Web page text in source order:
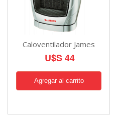
Caloventilador James
U$S 44